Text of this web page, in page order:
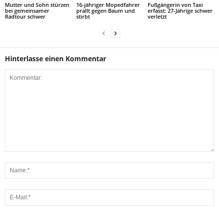
Mutter und Sohn stürzen
bei gemeinsamer
Radtour schwer
16-jähriger Mopedfahrer
prallt gegen Baum und
stirbt
Fußgängerin von Taxi
erfasst: 27-Jährige schwer
verletzt
Hinterlasse einen Kommentar